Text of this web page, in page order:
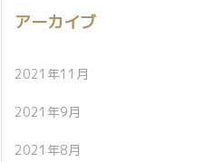
アーカイブ
2021年11月
2021年9月
2021年8月